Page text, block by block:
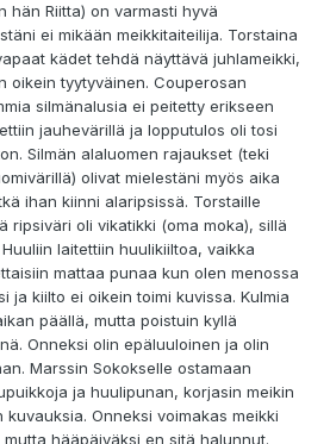
hän Riitta) on varmasti hyvä
ei mikään meikkitaiteilija. Torstaina
kädet tehdä näyttävä juhlameikki,
oikein tyytyväinen. Couperosan
silmänalusia ei peitetty erikseen
jauhevärillä ja lopputulos oli tosi
Silmän alaluomen rajaukset (teki
olivat mielestäni myös aika
ihan kiinni alaripsissä. Torstaille
ripsiväri oli vikatikki (oma moka), sillä
laitettiin huulikiiltoa, vaikka
mattaa punaa kun olen menossa
ja kiilto ei oikein toimi kuvissa. Kulmia
päällä, mutta poistuin kyllä
Onneksi olin epäluuloinen ja olin
Marssin Sokokselle ostamaan
ja huulipunan, korjasin meikin
Onneksi voimakas meikki
hääpäiväksi en sitä halunnut.